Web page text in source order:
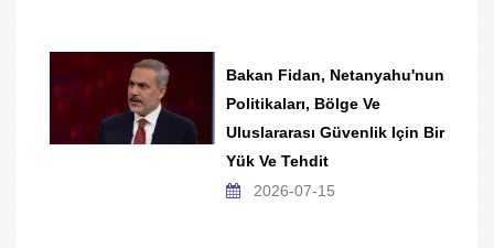
Bakan Fidan, Netanyahu'nun
Politikaları, Bölge Ve
Uluslararası Güvenlik Için Bir
Yük Ve Tehdit
2026-07-15